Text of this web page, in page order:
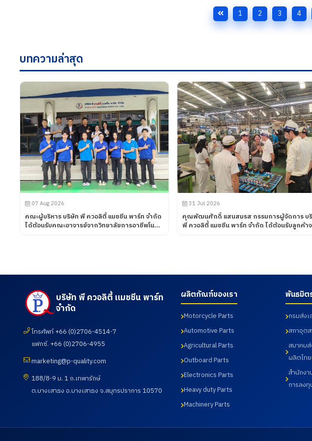
1 2 3 4
บทความล่าสุด
07 Aug 2026
คณะผู้บริหาร บริษัท พี ควอลิตี้ แมชชีน พาร์ท จำกัด
ได้ต้อนรับคณะอาจารย์จากวิทยาลัยการอาชีพโนน
31 Jul 2026
คุณพัฒนศักดิ์ แสนสมรส กรรมการผู้จัดการ บ
พี ควอลิตี้ แมชชีน พาร์ท จำกัด ได้ต้อนรับลูกค้าจ
บริษัท พี ควอลิตี้ แมชชีน พาร์ท
จำกัด
โทรศัพท์ +66 (0)2706-4514-7
แฟกซ์. +66 (0)2706-4955
marketing@p-quality.com
188/8-9 ม. 1 ถ.เทพารักษ์
ต.บางเสาธง อ.บางเสาธง จ.สมุทรปราการ 10570
ผลิตภัณฑ์ของเรา
Motorcycle Parts
Automotive Parts
Agricultural Parts
Outboard Parts
Electronics Parts
Heavy duty Parts
Machinery Parts
พันธมิต
กรมส่ง
สภาอุตส
สมาคม
ผลิตไทย
สำนักง
การลง